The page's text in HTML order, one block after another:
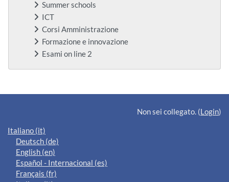
Summer schools
ICT
Corsi Amministrazione
Formazione e innovazione
Esami on line 2
Blocchi supplementari
Non sei collegato. (Login)
Italiano ‎(it)‎
Deutsch ‎(de)‎
English ‎(en)‎
Español - Internacional ‎(es)‎
Français ‎(fr)‎